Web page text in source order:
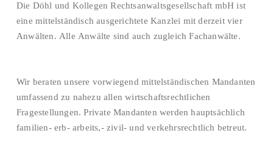
Die Döhl und Kollegen Rechtsanwaltsgesellschaft mbH ist
eine mittelständisch ausgerichtete Kanzlei mit derzeit vier
Anwälten. Alle Anwälte sind auch zugleich Fachanwälte.
Wir beraten unsere vorwiegend mittelständischen Mandanten
umfassend zu nahezu allen wirtschaftsrechtlichen
Fragestellungen. Private Mandanten werden hauptsächlich
familien- erb- arbeits,- zivil- und verkehrsrechtlich betreut.